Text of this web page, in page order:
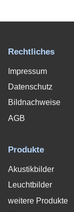
Rechtliches
Impressum
Datenschutz
Bildnachweise
AGB
Produkte
Akustikbilder
Leuchtbilder
weitere Produkte